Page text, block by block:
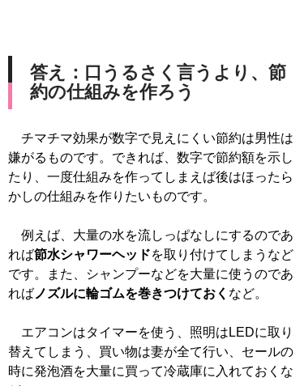
答え：口うるさく言うより、節
約の仕組みを作ろう
チマチマ効果が数字で見えにくい節約は男性は
嫌がるものです。できれば、数字で節約額を示し
たり、一度仕組みを作ってしまえば後はほったら
かしの仕組みを作りたいものです。
例えば、大量の水を流しっぱなしにするのであ
れば節水シャワーヘッドを取り付けてしまうなど
です。また、シャンプーなどを大量に使うのであ
ればノズルに輪ゴムを巻きつけておく など。
エアコンはタイマーを使う、照明はLEDに取り
替えてしまう、買い物は妻が全て行い、セールの
時に発泡酒を大量に買って冷蔵庫に入れておくな